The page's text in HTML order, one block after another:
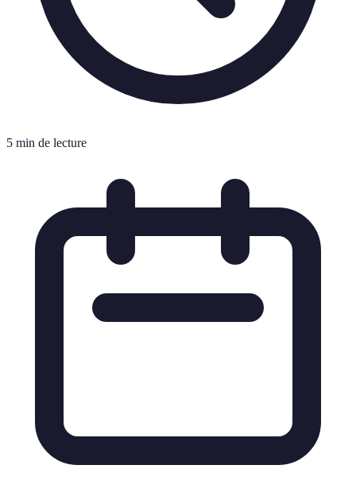
5 min de lecture